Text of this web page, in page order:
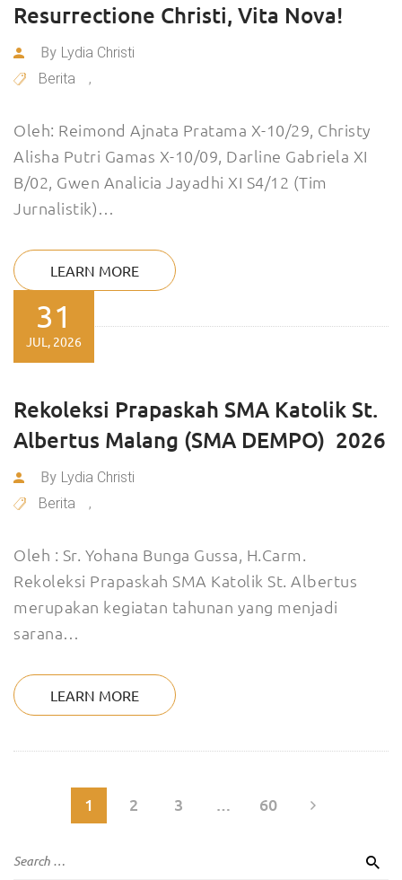
Resurrectione Christi, Vita Nova!
By Lydia Christi
Berita
,
Oleh: Reimond Ajnata Pratama X-10/29, Christy
Alisha Putri Gamas X-10/09, Darline Gabriela XI
B/02, Gwen Analicia Jayadhi XI S4/12 (Tim
Jurnalistik)…
LEARN MORE
31
JUL, 2026
Rekoleksi Prapaskah SMA Katolik St.
Albertus Malang (SMA DEMPO) 2026
By Lydia Christi
Berita
,
Oleh : Sr. Yohana Bunga Gussa, H.Carm.
Rekoleksi Prapaskah SMA Katolik St. Albertus
merupakan kegiatan tahunan yang menjadi
sarana…
LEARN MORE
1 2 3 … 60